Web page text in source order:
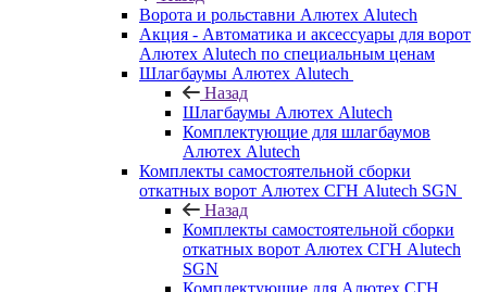
Ворота и рольставни Алютех Alutech
Акция - Автоматика и аксессуары для ворот
Алютех Alutech по специальным ценам
Шлагбаумы Алютех Alutech
Назад
Шлагбаумы Алютех Alutech
Комплектующие для шлагбаумов
Алютех Alutech
Комплекты самостоятельной сборки
откатных ворот Алютех СГН Alutech SGN
Назад
Комплекты самостоятельной сборки
откатных ворот Алютех СГН Alutech
SGN
Комплектующие для Алютех СГН